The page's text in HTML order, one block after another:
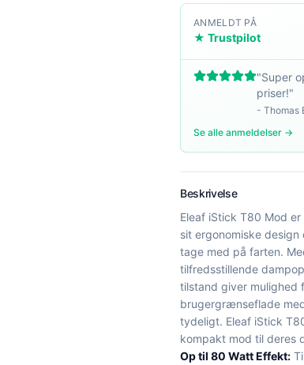
ANMELDT PÅ
★ Trustpilot
"Super
priser!"
- Thomas
Se alle anmeldelser →
Beskrivelse
Eleaf iStick T80 Mod
sit ergonomiske
tage med på farten.
tilfredsstillende
tilstand giver mulighed
brugergrænseflade
tydeligt. Eleaf iStick
kompakt mod til deres
Op til 80 Watt Effekt: